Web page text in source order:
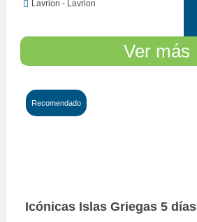
Lavrion - Lavrion
Ver más
Recomendado
Icónicas Islas Griegas 5 días